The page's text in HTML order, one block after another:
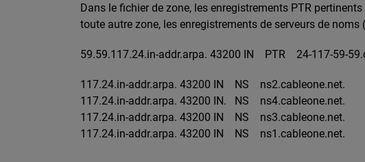
Dans le fichier de zone, les enregistrements PTR
toute autre zone, les enregistrements de serveurs de
59.59.117.24.in-addr.arpa. 43200 IN PTR 24-117-59-
117.24.in-addr.arpa. 43200 IN NS ns2.cableone.net.
117.24.in-addr.arpa. 43200 IN. NS ns4.cableone.net.
117.24.in-addr.arpa. 43200 IN NS ns3.cableone.net.
117.24.in-addr.arpa. 43200 IN NS ns1.cableone.net.